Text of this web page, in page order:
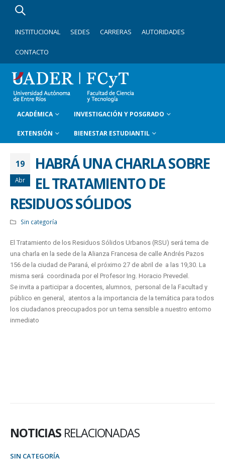
INSTITUCIONAL SEDES CARRERAS AUTORIDADES
CONTACTO
ACADÉMICA INVESTIGACIÓN Y POSGRADO
EXTENSIÓN BIENESTAR ESTUDIANTIL
19
Abr
HABRÁ UNA CHARLA SOBRE
EL TRATAMIENTO DE
RESIDUOS SÓLIDOS
Sin categoría
El Tratamiento de los Residuos Sólidos Urbanos (RSU) será tema de
una charla en la sede de la Alianza Francesa de calle Andrés Pazos
156 de la ciudad de Paraná, el próximo 27 de abril de a las 19,30. La
misma será coordinada por el Profesor Ing. Horacio Prevedel.
Se invita a participar a docentes, alumnos, personal de la Facultad y
público en general, atentos a la importancia de la temática para todos
los ciudadanos preocupados por un tema sensible a nuestro entorno
inmediato
NOTICIAS RELACIONADAS
SIN CATEGORÍA